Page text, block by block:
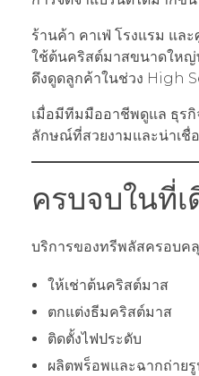
ร้านค้า คาเฟ่ โรงแรม แล
ใช้ต้นคริสต์มาสขนาดใหญ่
ดึงดูดลูกค้าในช่วง High
เมื่อมีทีมมืออาชีพดูแล ธุร
ลักษณ์ที่สวยงามและน่าเชื่
ครบจบในที่เ
บริการของทรีพลัสครอบค
ให้เช่าต้นคริสต์มาส
ตกแต่งธีมคริสต์มาส
ติดตั้งไฟประดับ
ผลิตพร็อพและฉากถ่ายรู